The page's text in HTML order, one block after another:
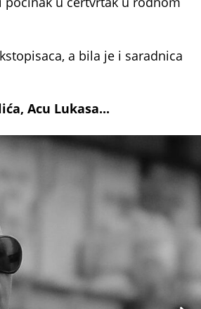
a bila je i saradnica
Acu Lukasa...